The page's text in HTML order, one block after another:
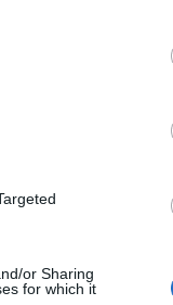
or Sharing
for which it
e
di
Girl”
di
rette